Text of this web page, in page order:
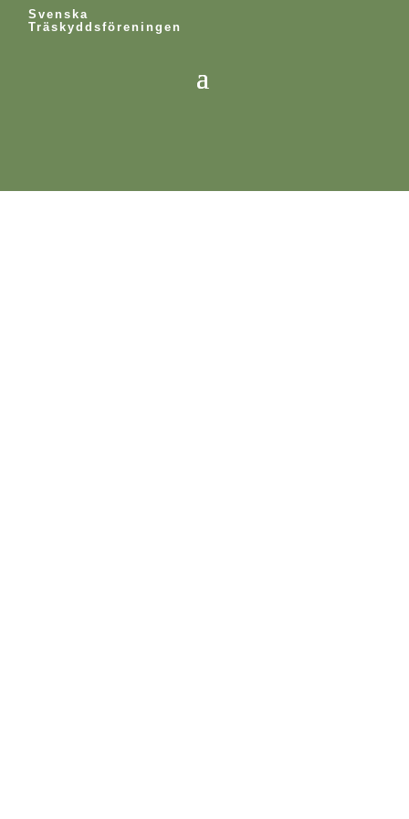
Svenska
Träskyddsföreningen